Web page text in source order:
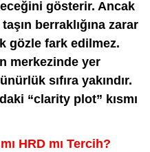
gösterir. Ancak
berraklığına zarar
gözle fark edilmez.
merkezinde yer
sıfıra yakındır.
“clarity plot” kısmı
HRD mı Tercih?